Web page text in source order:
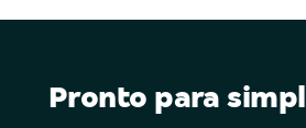
Pronto para